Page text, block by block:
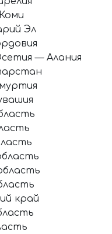
Эл
— Алания
край